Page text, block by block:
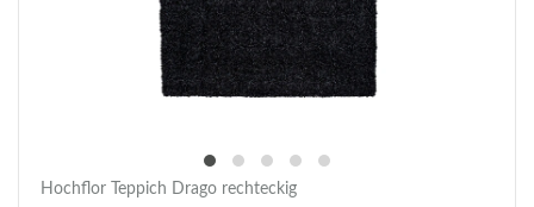
Hochflor Teppich Drago rechteckig